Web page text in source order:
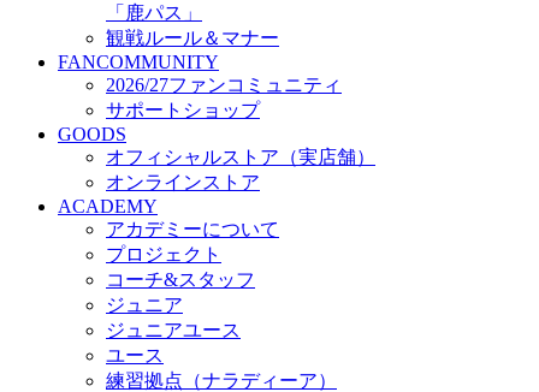
2026/27 パートナー企業
パートナー募集
クラブ理念
クラブ情報
サステナビリティ
Web制作支援
応援プロジェクト
「鹿パス」
観戦ルール＆マナー
FANCOMMUNITY
2026/27ファンコミュニティ
サポートショップ
GOODS
オフィシャルストア（実店舗）
オンラインストア
ACADEMY
アカデミーについて
プロジェクト
コーチ&スタッフ
ジュニア
ジュニアユース
ユース
練習拠点（ナラディーア）